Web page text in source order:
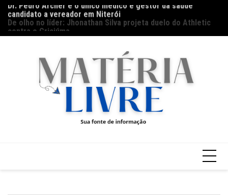
para
conteúdo
candidato a vereador em Niterói
De olho no líder: Jhonathan Silva projeta duelo do Athletic
contra o Criciúma